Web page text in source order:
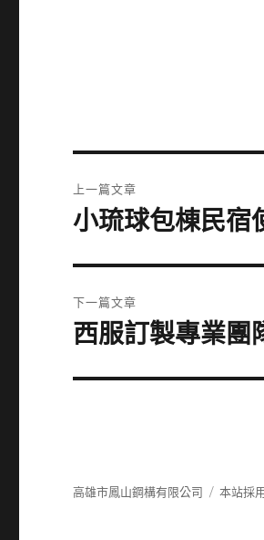
章
上一篇文章
上
篇
文
章:
小琉球包棟民宿
下一篇文章
下
篇
西服訂製專業團
高雄市鳳山鋼構有限公司 本站採